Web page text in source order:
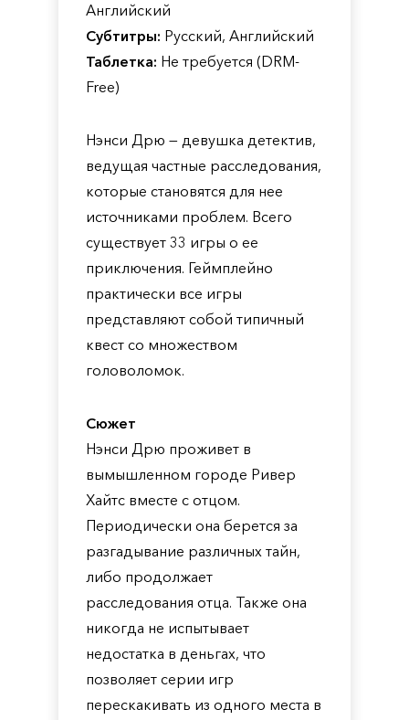
Английский
Субтитры: Русский, Английский
Таблетка: Не требуется (DRM-
Free)
Нэнси Дрю — девушка детектив,
ведущая частные расследования,
которые становятся для нее
источниками проблем. Всего
существует 33 игры о ее
приключения. Геймплейно
практически все игры
представляют собой типичный
квест со множеством
головоломок.
Сюжет
Нэнси Дрю проживет в
вымышленном городе Ривер
Хайтс вместе с отцом.
Периодически она берется за
разгадывание различных тайн,
либо продолжает
расследования отца. Также она
никогда не испытывает
недостатка в деньгах, что
позволяет серии игр
перескакивать из одного места в